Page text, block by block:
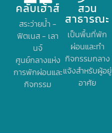
คลับเฮ้าส์
สระว่ายน้ำ -
ฟิตเนส - เลา
นจ์
ศูนย์กลางแห่ง
การพักผ่อนและ
กิจกรรม
สวน
สาธารณะ
เป็นพื้นที่พัก
ผ่อนและทำ
กิจกรรมกลาง
แจ้งสำหรับผู้อยู่
อาศัย